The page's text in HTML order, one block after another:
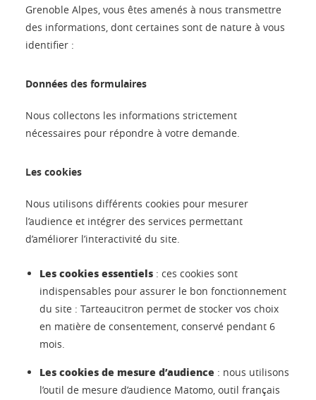
Grenoble Alpes, vous êtes amenés à nous transmettre
des informations, dont certaines sont de nature à vous
identifier :
Données des formulaires
Nous collectons les informations strictement
nécessaires pour répondre à votre demande.
Les cookies
Nous utilisons différents cookies pour mesurer
l’audience et intégrer des services permettant
d’améliorer l’interactivité du site.
Les cookies essentiels : ces cookies sont
indispensables pour assurer le bon fonctionnement
du site : Tarteaucitron permet de stocker vos choix
en matière de consentement, conservé pendant 6
mois.
Les cookies de mesure d’audience : nous utilisons
l’outil de mesure d’audience Matomo, outil français